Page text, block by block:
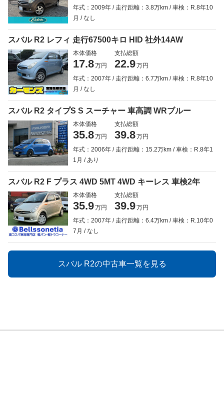
年式：2009年
走行距離：3.8万km
車検：R.8年10
月
なし
スバル R2 レフィ 走行67500キロ HID 社外14AW
本体価格
17.8万円
支払総額
22.9万円
年式：2007年
走行距離：6.7万km
車検：R.8年10
月
なし
スバル R2 タイプS S スーチャー 車高調 WRブルー
本体価格
35.8万円
支払総額
39.8万円
年式：2006年
走行距離：15.2万km
車検：R.8年1
1月
あり
スバル R2 F プラス 4WD 5MT 4WD キーレス 車検2年
本体価格
35.9万円
支払総額
39.9万円
年式：2007年
走行距離：6.4万km
車検：R.10年0
7月
なし
スバル R2の中古車一覧を見る